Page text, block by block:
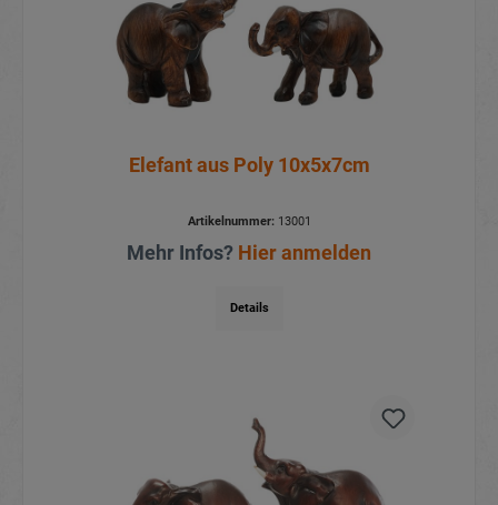
Elefant aus Poly 10x5x7cm
Artikelnummer:13001
Mehr Infos? Hier anmelden
Details